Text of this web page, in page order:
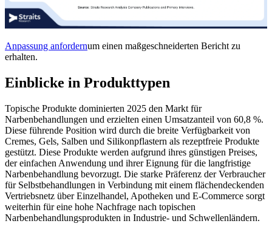
Anpassung anfordernum einen maßgeschneiderten Bericht zu
erhalten.
Einblicke in Produkttypen
Topische Produkte dominierten 2025 den Markt für
Narbenbehandlungen und erzielten einen Umsatzanteil von 60,8 %.
Diese führende Position wird durch die breite Verfügbarkeit von
Cremes, Gels, Salben und Silikonpflastern als rezeptfreie Produkte
gestützt. Diese Produkte werden aufgrund ihres günstigen Preises,
der einfachen Anwendung und ihrer Eignung für die langfristige
Narbenbehandlung bevorzugt. Die starke Präferenz der Verbraucher
für Selbstbehandlungen in Verbindung mit einem flächendeckenden
Vertriebsnetz über Einzelhandel, Apotheken und E-Commerce sorgt
weiterhin für eine hohe Nachfrage nach topischen
Narbenbehandlungsprodukten in Industrie- und Schwellenländern.